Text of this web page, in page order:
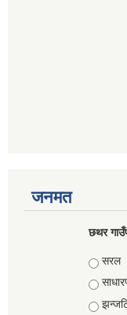
जनमत
छथर
Choices
सरल